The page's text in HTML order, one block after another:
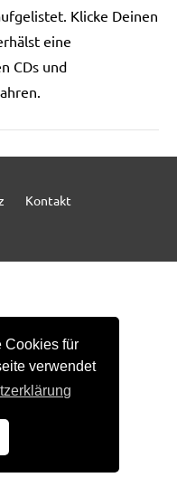
Cookies für
verwendet
Klicke Deinen
eine
CDs und
Kontakt